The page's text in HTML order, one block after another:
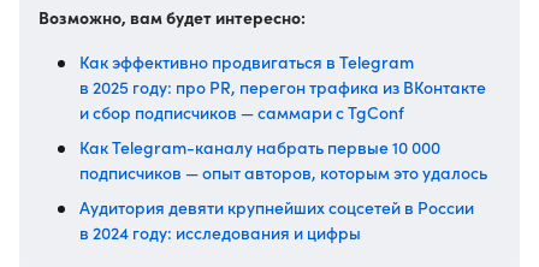
Возможно, вам будет интересно:
Как эффективно продвигаться в Telegram
в 2025 году: про PR, перегон трафика из ВКонтакте
и сбор подписчиков — саммари с TgConf
Как Telegram-каналу набрать первые 10 000
подписчиков — опыт авторов, которым это удалось
Аудитория девяти крупнейших соцсетей в России
в 2024 году: исследования и цифры